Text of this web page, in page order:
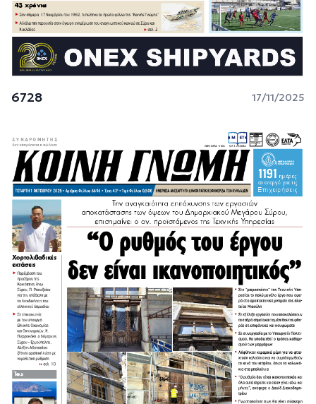
6728 17/11/2025